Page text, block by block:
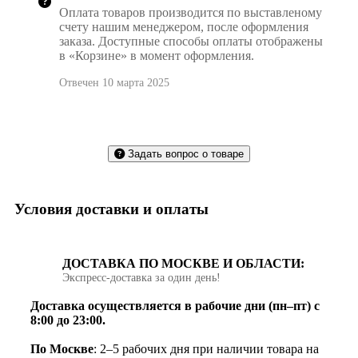
Оплата товаров производится по выставленому
счету нашим менеджером, после оформления
заказа. Доступные способы оплаты отображены
в «Корзине» в момент оформления.
Отвечен 10 марта 2025
Задать вопрос о товаре
Условия доставки и оплаты
ДОСТАВКА ПО МОСКВЕ И ОБЛАСТИ:
Экспресс‑доставка за один день!
Доставка осуществляется в рабочие дни (пн–пт) с
8:00 до 23:00.
По Москве: 2–5 рабочих дня при наличии товара на